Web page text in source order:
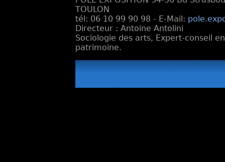
TOULON
tél: 06 10 99 90 98 - E-Mail:
Directeur : Antoine Antolini
Sociologie des arts, Expert-conseil
patrimoine.